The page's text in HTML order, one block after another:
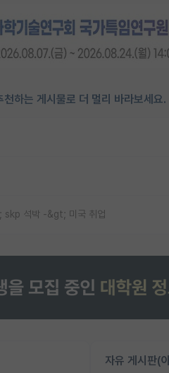
하는 게시물로 더 멀리 바라보세요.
skp 석박 -&gt; 미국 취업
자유 게시판(